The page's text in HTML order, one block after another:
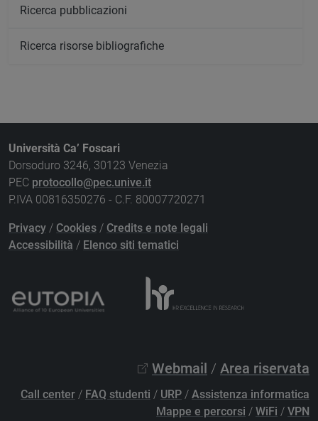
Ricerca pubblicazioni
Ricerca risorse bibliografiche
Università Ca’ Foscari
Dorsoduro 3246, 30123 Venezia
PEC protocollo@pec.unive.it
P.IVA 00816350276 - C.F. 80007720271
Privacy / Cookies / Credits e note legali
Accessibilità / Elenco siti tematici
Webmail / Area riservata
Call center / FAQ studenti / URP / Assistenza informatica
Mappe e percorsi / WiFi / VPN